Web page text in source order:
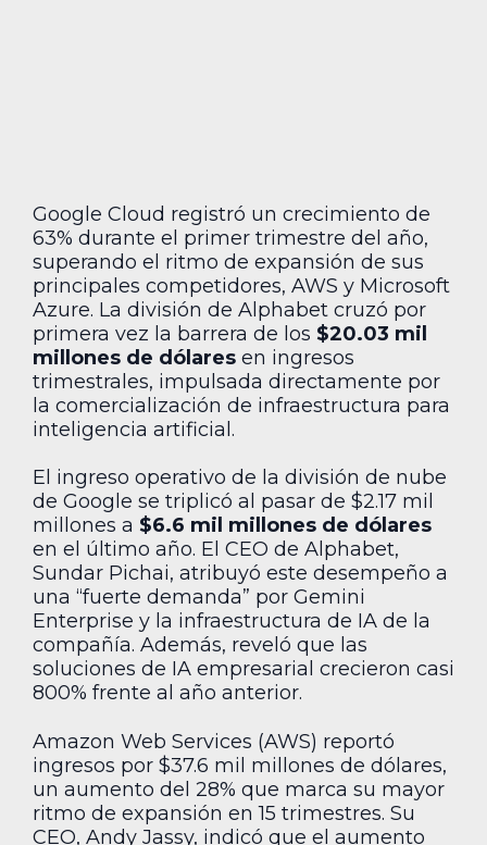
Google Cloud registró un crecimiento de
63% durante el primer trimestre del año,
superando el ritmo de expansión de sus
principales competidores, AWS y Microsoft
Azure. La división de Alphabet cruzó por
primera vez la barrera de los $20.03 mil
millones de dólares en ingresos
trimestrales, impulsada directamente por
la comercialización de infraestructura para
inteligencia artificial.
El ingreso operativo de la división de nube
de Google se triplicó al pasar de $2.17 mil
millones a $6.6 mil millones de dólares
en el último año. El CEO de Alphabet,
Sundar Pichai, atribuyó este desempeño a
una “fuerte demanda” por Gemini
Enterprise y la infraestructura de IA de la
compañía. Además, reveló que las
soluciones de IA empresarial crecieron casi
800% frente al año anterior.
Amazon Web Services (AWS) reportó
ingresos por $37.6 mil millones de dólares,
un aumento del 28% que marca su mayor
ritmo de expansión en 15 trimestres. Su
CEO, Andy Jassy, indicó que el aumento